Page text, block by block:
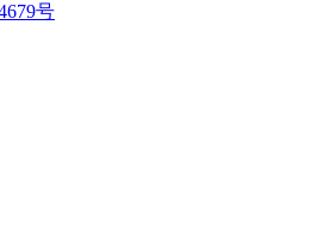
号